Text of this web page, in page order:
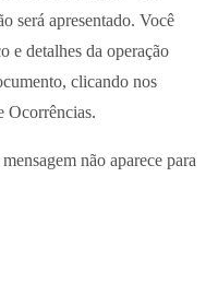
será apresentado. Você
e detalhes da operação
clicando nos
Ocorrências.
não aparece para